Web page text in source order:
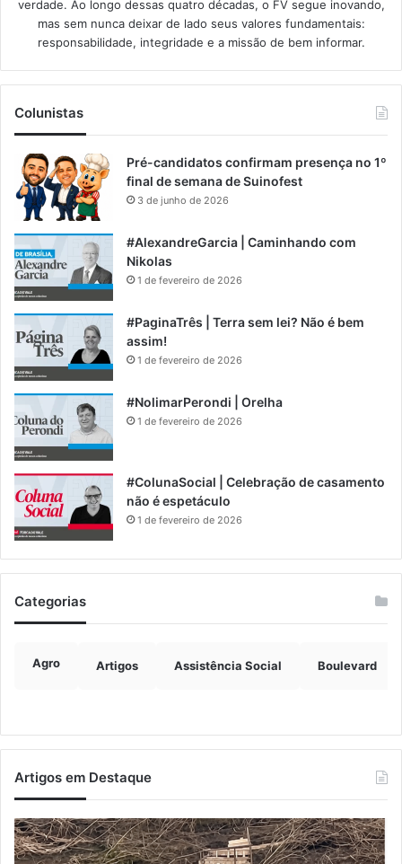
verdade. Ao longo dessas quatro décadas, o FV segue inovando,
mas sem nunca deixar de lado seus valores fundamentais:
responsabilidade, integridade e a missão de bem informar.​
Colunistas
Pré-candidatos confirmam presença no 1º
final de semana de Suinofest
3 de junho de 2026
#AlexandreGarcia | Caminhando com
Nikolas
1 de fevereiro de 2026
#PaginaTrês | Terra sem lei? Não é bem
assim!
1 de fevereiro de 2026
#NolimarPerondi | Orelha
1 de fevereiro de 2026
#ColunaSocial | Celebração de casamento
não é espetáculo
1 de fevereiro de 2026
Categorias
Agro Artigos Assistência Social Boulevard
Artigos em Destaque
Turisvales
2026